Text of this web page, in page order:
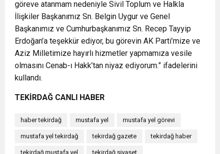
göreve atanmam nedeniyle Sivil Toplum ve Halkla
İlişkiler Başkanımız Sn. Belgin Uygur ve Genel
Başkanımız ve Cumhurbaşkanımız Sn. Recep Tayyip
Erdoğan’a teşekkür ediyor, bu görevin AK Parti’mize ve
Aziz Milletimize hayırlı hizmetler yapmamıza vesile
olmasını Cenab-ı Hakk’tan niyaz ediyorum.” ifadelerini
kullandı.
TEKİRDAĞ CANLI HABER
haber tekirdağ mustafa yel mustafa yel görevi
mustafa yel tekirdağ tekirdağ gazete tekirdağ haber
tekirdağ mustafa yel tekirdağ siyaset